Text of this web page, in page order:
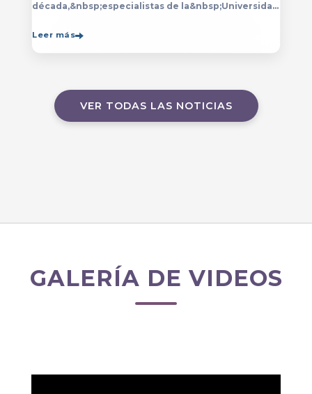
década,&nbsp;especialistas de la&nbsp;Universidad
Leer más
VER TODAS LAS NOTICIAS
GALERÍA DE VIDEOS